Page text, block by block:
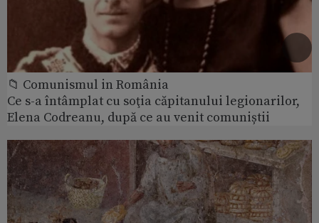
📁 Comunismul in România
Ce s-a întâmplat cu soţia căpitanului legionarilor,
Elena Codreanu, după ce au venit comuniștii